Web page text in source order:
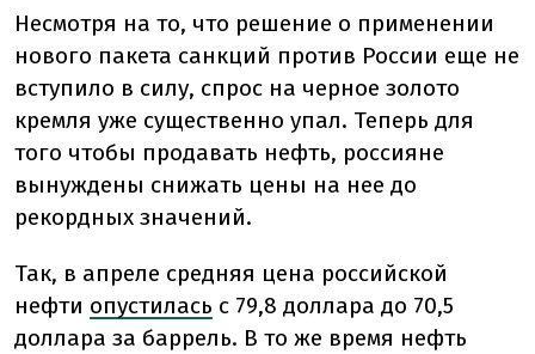
Несмотря на то, что решение о применении
нового пакета санкций против России еще не
вступило в силу, спрос на черное золото
кремля уже существенно упал. Теперь для
того чтобы продавать нефть, россияне
вынуждены снижать цены на нее до
рекордных значений.
Так, в апреле средняя цена российской
нефти опустилась с 79,8 доллара до 70,5
доллара за баррель. В то же время нефть